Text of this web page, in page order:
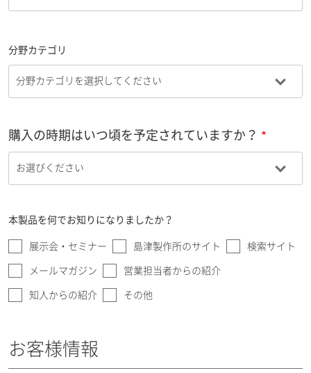
分野カテゴリ
購入の時期はいつ頃を予定されていますか？
本製品を何でお知りになりましたか？
展示会・セミナー 島津製作所のサイト 検索サイト
メールマガジン 営業担当者からの紹介
知人からの紹介 その他
お客様情報